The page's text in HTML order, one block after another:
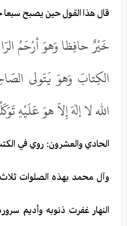
قال هذا القول حين يصبح
خَيْرٌ حافِظا وَهوَ أرْحَمُ
الكِتابَ وَهوَ يَتَولى
الله لا إلهَ إِلاّ هوَ
الحادي والعشرون: روي في
وآل محمد بهذه الصلوات
النهار غفرت ذنوبه وأديم